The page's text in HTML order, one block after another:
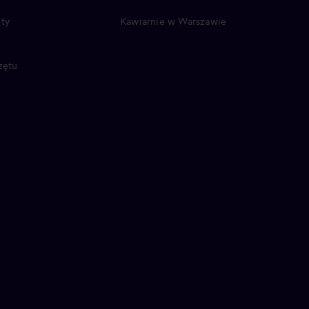
Kawiarnie w Warszawie